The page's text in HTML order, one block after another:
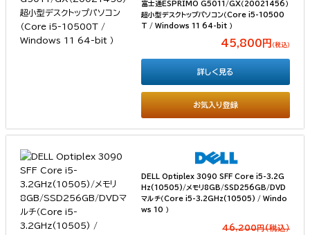
富士通ESPRIMO G5011/GX（20021456）
超小型デスクトップパソコン（Core i5-10500
T / Windows 11 64-bit ）
45,800円 （税込）
お気入り登録
詳しく見る
DELL Optiplex 3090 SFF Core i5-3.2G
Hz(10505)/メモリ8GB/SSD256GB/DVD
マルチ（Core i5-3.2GHz(10505) / Windo
ws 10 ）
46,200円(税込）